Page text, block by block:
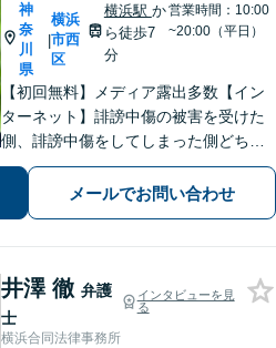
神
奈
川
県
|
横浜
市西
区
横浜駅 か
ら徒歩7
分
営業時間：10:00
~20:00（平日）
【初回無料】メディア露出多数【イン
ターネット】誹謗中傷の被害を受けた
側、誹謗中傷をしてしまった側どちら
の経験も豊富です【離婚・男女問題】
離婚や慰謝料を請求する側・される側
どちらの経験も豊富です【個室対応】
メールでお問い合わせ
井澤 徹 弁護
士
インタビューを見
る
横浜合同法律事務所